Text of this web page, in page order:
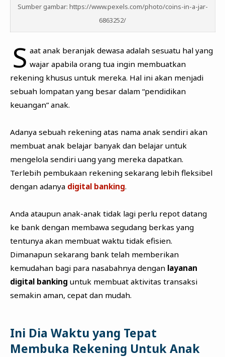
Sumber gambar: https://www.pexels.com/photo/coins-in-a-jar-
6863252/
S aat anak beranjak dewasa adalah sesuatu hal yang
wajar apabila orang tua ingin membuatkan
rekening khusus untuk mereka. Hal ini akan menjadi
sebuah lompatan yang besar dalam “pendidikan
keuangan” anak.
Adanya sebuah rekening atas nama anak sendiri akan
membuat anak belajar banyak dan belajar untuk
mengelola sendiri uang yang mereka dapatkan.
Terlebih pembukaan rekening sekarang lebih fleksibel
dengan adanya digital banking.
Anda ataupun anak-anak tidak lagi perlu repot datang
ke bank dengan membawa segudang berkas yang
tentunya akan membuat waktu tidak efisien.
Dimanapun sekarang bank telah memberikan
kemudahan bagi para nasabahnya dengan layanan
digital banking untuk membuat aktivitas transaksi
semakin aman, cepat dan mudah.
Ini Dia Waktu yang Tepat
Membuka Rekening Untuk Anak